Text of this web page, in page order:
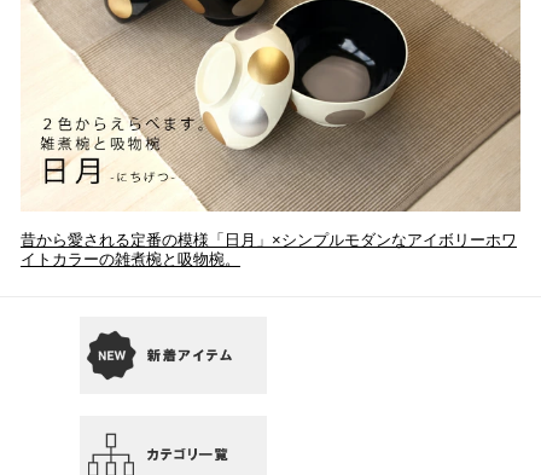
昔から愛される定番の模様「日月」×シンプルモダンなアイボリーホワ
イトカラーの雑煮椀と吸物椀。